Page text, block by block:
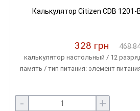
Калькулятор Citizen CDB
328 грн
калькулятор настольный / 12
память / тип питания: элемент
- +